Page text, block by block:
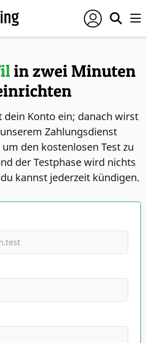
in zwei Minuten
dein Konto ein; danach wirst
Zahlungsdienst
den kostenlosen Test zu
der Testphase wird nichts
kannst jederzeit kündigen.